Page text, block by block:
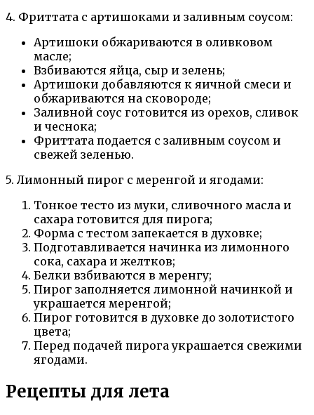
4. Фриттата с артишоками и заливным соусом:
Артишоки обжариваются в оливковом
масле;
Взбиваются яйца, сыр и зелень;
Артишоки добавляются к яичной смеси и
обжариваются на сковороде;
Заливной соус готовится из орехов, сливок
и чеснока;
Фриттата подается с заливным соусом и
свежей зеленью.
5. Лимонный пирог с меренгой и ягодами:
Тонкое тесто из муки, сливочного масла и
сахара готовится для пирога;
Форма с тестом запекается в духовке;
Подготавливается начинка из лимонного
сока, сахара и желтков;
Белки взбиваются в меренгу;
Пирог заполняется лимонной начинкой и
украшается меренгой;
Пирог готовится в духовке до золотистого
цвета;
Перед подачей пирога украшается свежими
ягодами.
Рецепты для лета